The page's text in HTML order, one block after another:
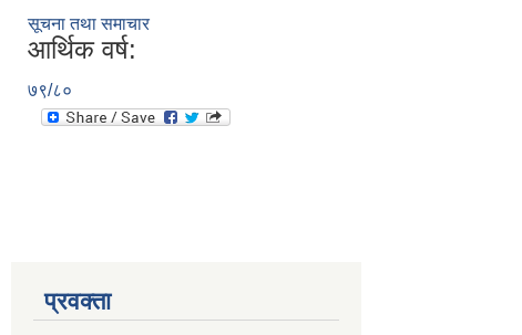
सूचना तथा समाचार
आर्थिक वर्ष:
७९/८०
प्रवक्ता